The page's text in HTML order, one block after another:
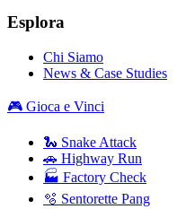
Esplora
Chi Siamo
News & Case Studies
🎮 Gioca e Vinci
🐍 Snake Attack
🚗 Highway Run
🏭 Factory Check
🫧 Sentorette Pang